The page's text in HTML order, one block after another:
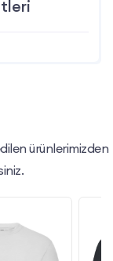
ürünlerimizden